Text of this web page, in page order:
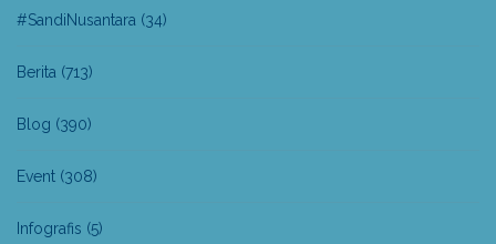
#SandiNusantara (34)
Berita (713)
Blog (390)
Event (308)
Infografis (5)